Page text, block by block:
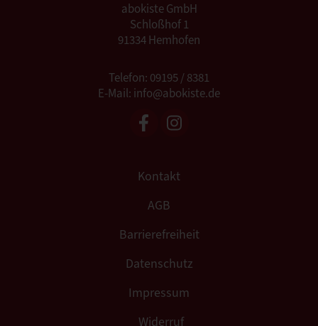
abokiste GmbH
Schloßhof 1
91334 Hemhofen
Telefon: 09195 / 8381
E-Mail: info@abokiste.de
Kontakt
AGB
Barrierefreiheit
Datenschutz
Impressum
Widerruf